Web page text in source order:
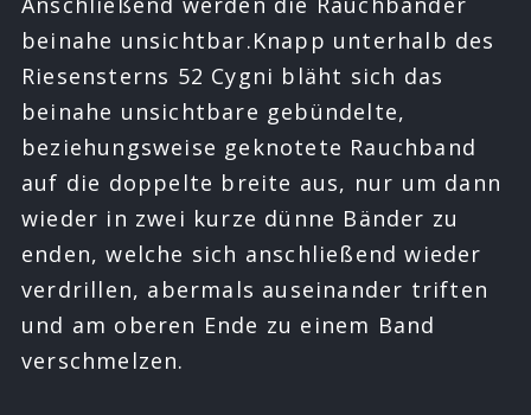
beinahe unsichtbar.Knapp unterhalb des
Riesensterns 52 Cygni bläht sich das
beinahe unsichtbare gebündelte,
beziehungsweise geknotete Rauchband
auf die doppelte breite aus, nur um dann
wieder in zwei kurze dünne Bänder zu
enden, welche sich anschließend wieder
verdrillen, abermals auseinander triften
und am oberen Ende zu einem Band
verschmelzen.